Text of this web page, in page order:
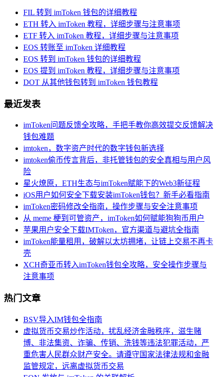
FIL 转到 imToken 钱包的详细教程
ETH 转入 imToken 教程，详细步骤与注意事项
ETF 转入 imToken 教程，详细步骤与注意事项
EOS 转账至 imToken 详细教程
EOS 转到 imToken 钱包的详细教程
EOS 提到 imToken 教程，详细步骤与注意事项
DOT 从其他钱包转到 imToken 钱包教程
最近发表
imToken问题反馈全攻略，手把手教你高效提交反馈解决
钱包难题
imtoken，数字资产时代的数字钱包新选择
imtoken偷币传言背后，非托管钱包的安全真相与用户风
险
星火燎原，ETH生态与imToken赋能下的Web3新征程
iOS用户如何安全下载安装imToken钱包？新手必看指南
imToken密码修改全指南，操作步骤与安全注意事项
从 meme 梗到可管资产，imToken如何赋能狗狗币用户
苹果用户安全下载IMToken，官方渠道与避坑全指南
imToken能量租用，破解以太坊拥堵，让链上交易不再卡
壳
XCH奇亚币转入imToken钱包全攻略，安全操作步骤与
注意事项
热门文章
BSV导入IM钱包全指南
虚拟货币交易炒作活动，扰乱经济金融秩序，滋生赌
博、非法集资、诈骗、传销、洗钱等违法犯罪活动，严
重危害人民群众财产安全。请遵守国家法律法规和金融
监管规定，远离虚拟货币交易